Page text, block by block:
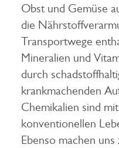
Obst und Gemüse
die
Transportwege
Mineralien und
durch
krankmachenden
Chemikalien sind
konventionellen
Ebenso machen